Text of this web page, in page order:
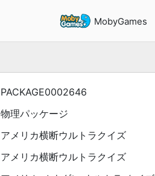
MobyGames
PACKAGE0002646
物理パッケージ
アメリカ横断ウルトラクイズ
アメリカ横断ウルトラクイズ